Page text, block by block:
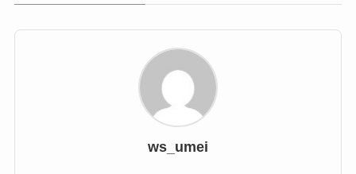
ws_umei